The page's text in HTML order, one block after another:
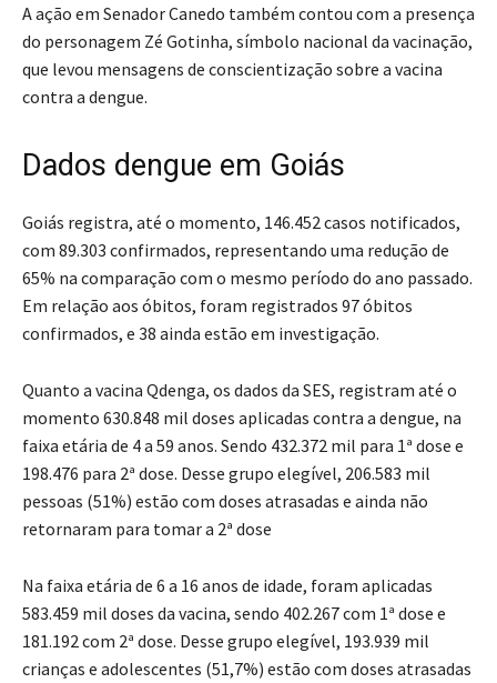
A ação em Senador Canedo também contou com a presença
do personagem Zé Gotinha, símbolo nacional da vacinação,
que levou mensagens de conscientização sobre a vacina
contra a dengue.
Dados dengue em Goiás
Goiás registra, até o momento, 146.452 casos notificados,
com 89.303 confirmados, representando uma redução de
65% na comparação com o mesmo período do ano passado.
Em relação aos óbitos, foram registrados 97 óbitos
confirmados, e 38 ainda estão em investigação.
Quanto a vacina Qdenga, os dados da SES, registram até o
momento 630.848 mil doses aplicadas contra a dengue, na
faixa etária de 4 a 59 anos. Sendo 432.372 mil para 1ª dose e
198.476 para 2ª dose. Desse grupo elegível, 206.583 mil
pessoas (51%) estão com doses atrasadas e ainda não
retornaram para tomar a 2ª dose
Na faixa etária de 6 a 16 anos de idade, foram aplicadas
583.459 mil doses da vacina, sendo 402.267 com 1ª dose e
181.192 com 2ª dose. Desse grupo elegível, 193.939 mil
crianças e adolescentes (51,7%) estão com doses atrasadas